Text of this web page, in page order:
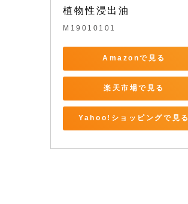
植物性浸出油
M19010101
Amazonで見る
楽天市場で見る
Yahoo!ショッピングで見る